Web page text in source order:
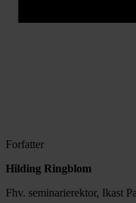
Forfatter
Hilding Ringblom
Fhv. seminarierektor, Ikast